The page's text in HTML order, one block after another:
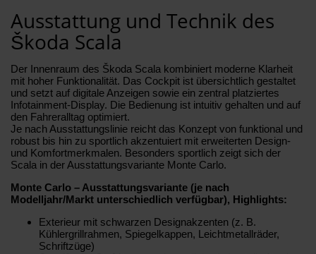
Ausstattung und Technik des
Škoda Scala
Der Innenraum des Škoda Scala kombiniert moderne Klarheit
mit hoher Funktionalität. Das Cockpit ist übersichtlich gestaltet
und setzt auf digitale Anzeigen sowie ein zentral platziertes
Infotainment-Display. Die Bedienung ist intuitiv gehalten und auf
den Fahreralltag optimiert.
Je nach Ausstattungslinie reicht das Konzept von funktional und
robust bis hin zu sportlich akzentuiert mit erweiterten Design-
und Komfortmerkmalen. Besonders sportlich zeigt sich der
Scala in der Ausstattungsvariante Monte Carlo.
Monte Carlo – Ausstattungsvariante (je nach
Modelljahr/Markt unterschiedlich verfügbar), Highlights:
Exterieur mit schwarzen Designakzenten (z. B.
Kühlergrillrahmen, Spiegelkappen, Leichtmetallräder,
Schriftzüge)